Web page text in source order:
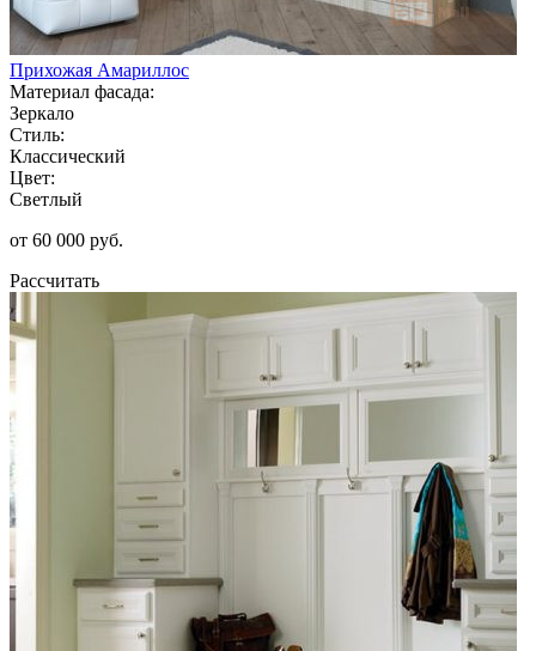
Прихожая Амариллос
Материал фасада:
Зеркало
Стиль:
Классический
Цвет:
Светлый
от 60 000 руб.
Рассчитать